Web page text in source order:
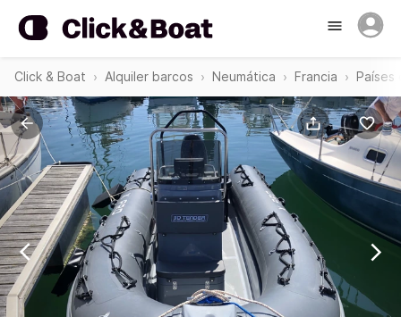
Click & Boat Alquiler barcos Neumática Francia Países